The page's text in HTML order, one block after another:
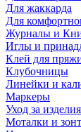
Для жаккарда
Для
Журналы и
Иглы и
Клей для
Клубочницы
Линейки и
Маркеры
Уход за
Моталки и